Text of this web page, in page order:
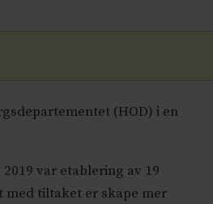
(HOD) i en
var etablering av 19
med tiltaket er skape mer